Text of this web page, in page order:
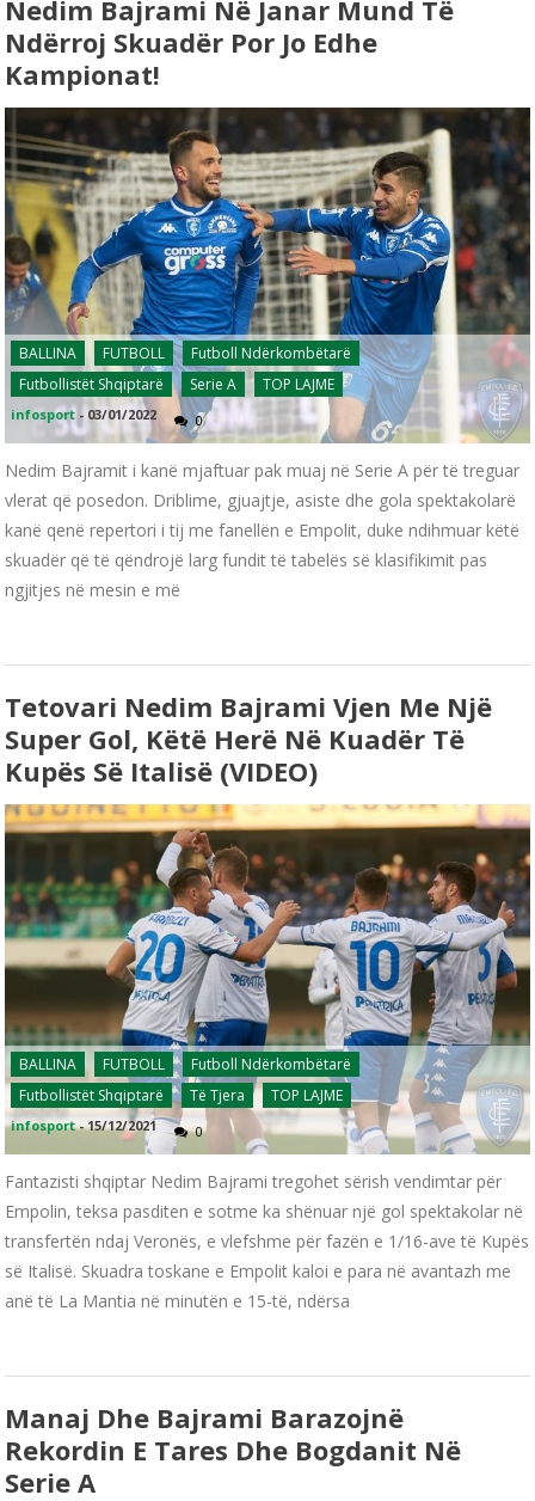
Nedim Bajrami Në Janar Mund Të
Ndërroj Skuadër Por Jo Edhe
Kampionat!
BALLINA FUTBOLL
Futboll Ndërkombëtarë
Futbollistët Shqiptarë
Serie A TOP LAJME
infosport - 03/01/2022 0
Nedim Bajramit i kanë mjaftuar pak muaj në Serie A për të treguar
vlerat që posedon. Driblime, gjuajtje, asiste dhe gola spektakolarë
kanë qenë repertori i tij me fanellën e Empolit, duke ndihmuar këtë
skuadër që të qëndrojë larg fundit të tabelës së klasifikimit pas
ngjitjes në mesin e më
Tetovari Nedim Bajrami Vjen Me Një
Super Gol, Këtë Herë Në Kuadër Të
Kupës Së Italisë (VIDEO)
BALLINA FUTBOLL
Futboll Ndërkombëtarë
Futbollistët Shqiptarë
Të Tjera TOP LAJME
infosport -15/12/2021 0
Fantazisti shqiptar Nedim Bajrami tregohet sërish vendimtar për
Empolin, teksa pasditen e sotme ka shënuar një gol spektakolar në
transfertën ndaj Veronës, e vlefshme për fazën e 1/16-ave të Kupës
së Italisë. Skuadra toskane e Empolit kaloi e para në avantazh me
anë të La Mantia në minutën e 15-të, ndërsa
Manaj Dhe Bajrami Barazojnë
Rekordin E Tares Dhe Bogdanit Në
Serie A